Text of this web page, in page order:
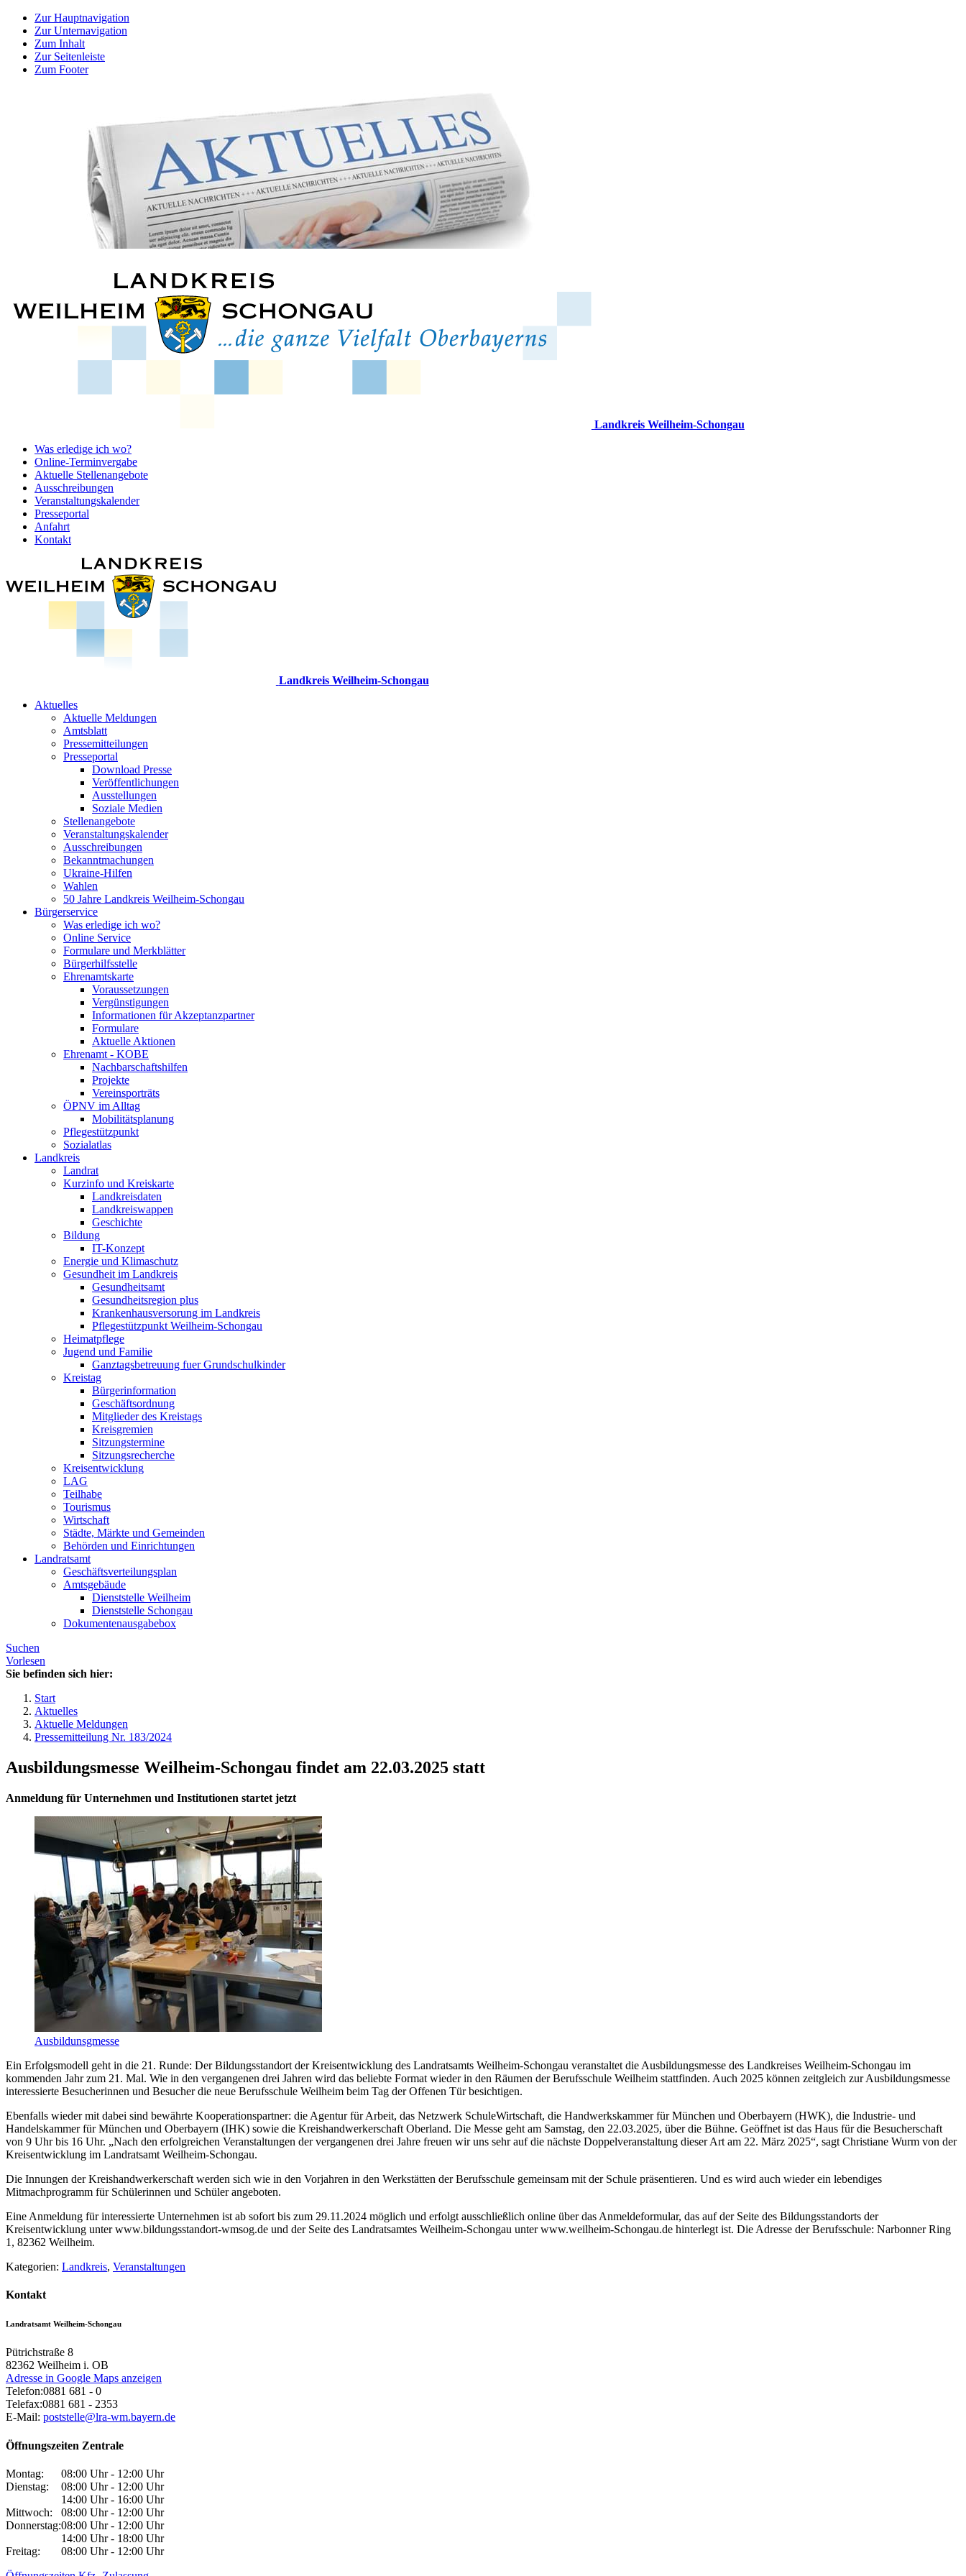
Zur Hauptnavigation
Zur Unternavigation
Zum Inhalt
Zur Seitenleiste
Zum Footer
Landkreis Weilheim-Schongau
Was erledige ich wo?
Online-Terminvergabe
Aktuelle Stellenangebote
Ausschreibungen
Veranstaltungskalender
Presseportal
Anfahrt
Kontakt
Landkreis Weilheim-Schongau
Aktuelles
Aktuelle Meldungen
Amtsblatt
Pressemitteilungen
Presseportal
Download Presse
Veröffentlichungen
Ausstellungen
Soziale Medien
Stellenangebote
Veranstaltungskalender
Ausschreibungen
Bekanntmachungen
Ukraine-Hilfen
Wahlen
50 Jahre Landkreis Weilheim-Schongau
Bürgerservice
Was erledige ich wo?
Online Service
Formulare und Merkblätter
Bürgerhilfsstelle
Ehrenamtskarte
Voraussetzungen
Vergünstigungen
Informationen für Akzeptanzpartner
Formulare
Aktuelle Aktionen
Ehrenamt - KOBE
Nachbarschaftshilfen
Projekte
Vereinsporträts
ÖPNV im Alltag
Mobilitätsplanung
Pflegestützpunkt
Sozialatlas
Landkreis
Landrat
Kurzinfo und Kreiskarte
Landkreisdaten
Landkreiswappen
Geschichte
Bildung
IT-Konzept
Energie und Klimaschutz
Gesundheit im Landkreis
Gesundheitsamt
Gesundheitsregion plus
Krankenhausversorung im Landkreis
Pflegestützpunkt Weilheim-Schongau
Heimatpflege
Jugend und Familie
Ganztagsbetreuung fuer Grundschulkinder
Kreistag
Bürgerinformation
Geschäftsordnung
Mitglieder des Kreistags
Kreisgremien
Sitzungstermine
Sitzungsrecherche
Kreisentwicklung
LAG
Teilhabe
Tourismus
Wirtschaft
Städte, Märkte und Gemeinden
Behörden und Einrichtungen
Landratsamt
Geschäftsverteilungsplan
Amtsgebäude
Dienststelle Weilheim
Dienststelle Schongau
Dokumentenausgabebox
Suchen
Vorlesen
Sie befinden sich hier:
Start
Aktuelles
Aktuelle Meldungen
Pressemitteilung Nr. 183/2024
Ausbildungsmesse Weilheim-Schongau findet am 22.03.2025 statt
Anmeldung für Unternehmen und Institutionen startet jetzt
Ausbildunsgmesse
Ein Erfolgsmodell geht in die 21. Runde: Der Bildungsstandort der Kreisentwicklung des Landratsamts Weilheim-Schongau veranstaltet die Ausbildungsmesse des Landkreises Weilheim-Schongau im
kommenden Jahr zum 21. Mal. Wie in den vergangenen drei Jahren wird das beliebte Format wieder in den Räumen der Berufsschule Weilheim stattfinden. Auch 2025 können zeitgleich zur Ausbildungsmesse
interessierte Besucherinnen und Besucher die neue Berufsschule Weilheim beim Tag der Offenen Tür besichtigen.
Ebenfalls wieder mit dabei sind bewährte Kooperationspartner: die Agentur für Arbeit, das Netzwerk SchuleWirtschaft, die Handwerkskammer für München und Oberbayern (HWK), die Industrie- und
Handelskammer für München und Oberbayern (IHK) sowie die Kreishandwerkerschaft Oberland. Die Messe geht am Samstag, den 22.03.2025, über die Bühne. Geöffnet ist das Haus für die Besucherschaft
von 9 Uhr bis 16 Uhr. „Nach den erfolgreichen Veranstaltungen der vergangenen drei Jahre freuen wir uns sehr auf die nächste Doppelveranstaltung dieser Art am 22. März 2025“, sagt Christiane Wurm von der
Kreisentwicklung im Landratsamt Weilheim-Schongau.
Die Innungen der Kreishandwerkerschaft werden sich wie in den Vorjahren in den Werkstätten der Berufsschule gemeinsam mit der Schule präsentieren. Und es wird auch wieder ein lebendiges
Mitmachprogramm für Schülerinnen und Schüler angeboten.
Eine Anmeldung für interessierte Unternehmen ist ab sofort bis zum 29.11.2024 möglich und erfolgt ausschließlich online über das Anmeldeformular, das auf der Seite des Bildungsstandorts der
Kreisentwicklung unter www.bildungsstandort-wmsog.de und der Seite des Landratsamtes Weilheim-Schongau unter www.weilheim-Schongau.de hinterlegt ist. Die Adresse der Berufsschule: Narbonner Ring
1, 82362 Weilheim.
Kategorien: Landkreis, Veranstaltungen
Kontakt
Landratsamt Weilheim-Schongau
Pütrichstraße 8
82362 Weilheim i. OB
Adresse in Google Maps anzeigen
Telefon:0881 681 - 0
Telefax:0881 681 - 2353
E-Mail: poststelle@lra-wm.bayern.de
Öffnungszeiten Zentrale
Montag:
08:00 Uhr - 12:00 Uhr
Dienstag:
08:00 Uhr - 12:00 Uhr
14:00 Uhr - 16:00 Uhr
Mittwoch:
08:00 Uhr - 12:00 Uhr
Donnerstag:08:00 Uhr - 12:00 Uhr
14:00 Uhr - 18:00 Uhr
Freitag:
08:00 Uhr - 12:00 Uhr